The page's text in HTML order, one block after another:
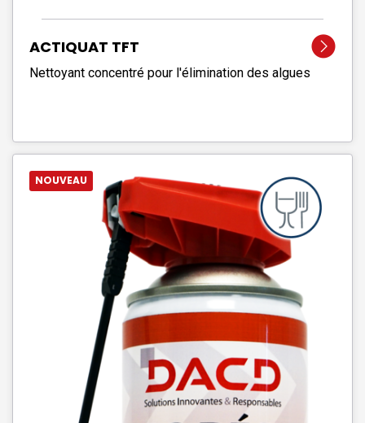
ACTIQUAT TFT
Nettoyant concentré pour l'élimination des algues
NOUVEAU